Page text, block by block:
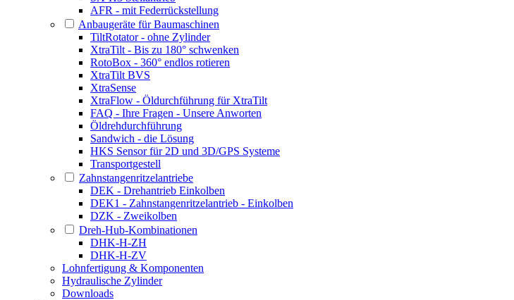
AFR - mit Federrückstellung
Anbaugeräte für Baumaschinen
TiltRotator - ohne Zylinder
XtraTilt - Bis zu 180° schwenken
RotoBox - 360° endlos rotieren
XtraTilt BVS
XtraSense
XtraFlow - Öldurchführung für XtraTilt
FAQ - Ihre Fragen - Unsere Anworten
Öldrehdurchführung
Sandwich - die Lösung
HKS Sensor für 2D und 3D/GPS Systeme
Transportgestell
Zahnstangenritzelantriebe
DEK - Drehantrieb Einkolben
DEK1 - Zahnstangenritzelantrieb - Einkolben
DZK - Zweikolben
Dreh-Hub-Kombinationen
DHK-H-ZH
DHK-H-ZV
Lohnfertigung & Komponenten
Hydraulische Zylinder
Downloads